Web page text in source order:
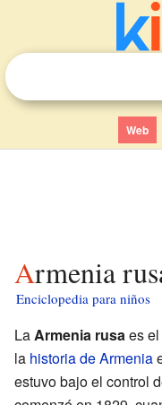
Web
Armenia
Enciclopedia para niños
LaArmenia rusaes
la historia de Armenia
estuvo bajo el control